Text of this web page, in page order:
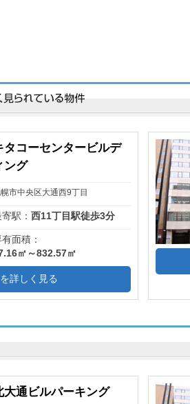
タコーセンタービルデ
ング
市中央区大通西9丁目
寄駅：西11丁目駅徒歩3分
面積：
㎡～832.57㎡
詳しく見る
大通ビルパーキング